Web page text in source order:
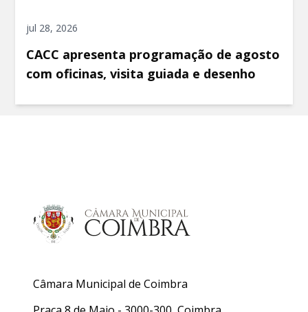
jul 28, 2026
CACC apresenta programação de agosto
com oficinas, visita guiada e desenho
Câmara Municipal de Coimbra